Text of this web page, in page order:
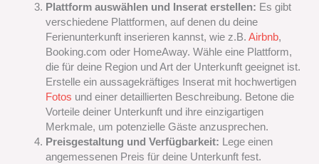
Plattform auswählen und Inserat erstellen: Es gibt
verschiedene Plattformen, auf denen du deine
Ferienunterkunft inserieren kannst, wie z.B. Airbnb,
Booking.com oder HomeAway. Wähle eine Plattform,
die für deine Region und Art der Unterkunft geeignet ist.
Erstelle ein aussagekräftiges Inserat mit hochwertigen
Fotos und einer detaillierten Beschreibung. Betone die
Vorteile deiner Unterkunft und ihre einzigartigen
Merkmale, um potenzielle Gäste anzusprechen.
Preisgestaltung und Verfügbarkeit:
Lege einen
angemessenen Preis für deine Unterkunft fest.